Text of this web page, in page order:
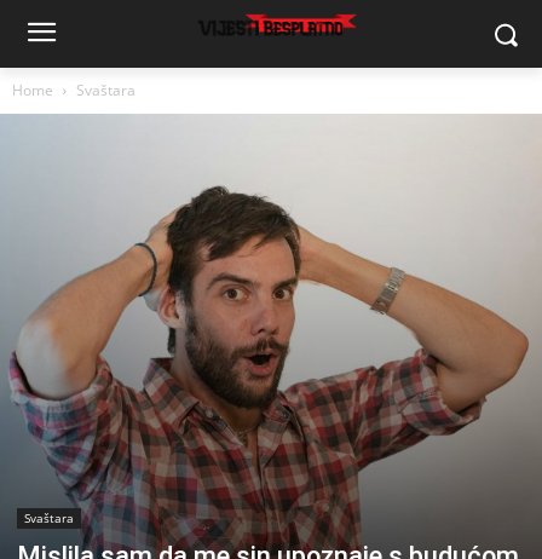
Home Svaštara
Svaštara